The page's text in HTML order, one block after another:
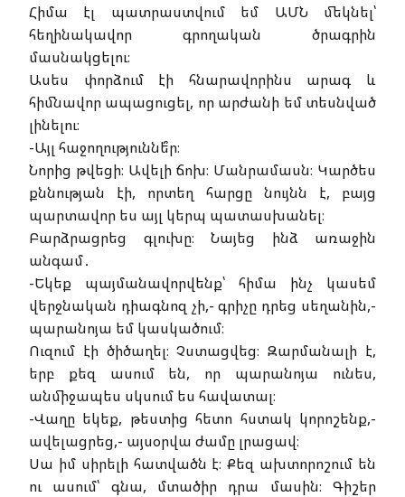
Հիմա էլ պատրաստվում եմ ԱՄՆ մեկնել՝
հեղինակավոր գրողական ծրագրին
մասնակցելու։
Ասես փորձում էի հնարավորինս արագ և
հիմնավոր ապացուցել, որ արժանի եմ տեսնված
լինելու։
-Այլ հաջողություննե՞ր։
Նորից թվեցի։ Ավելի ճոխ։ Մանրամասն։ Կարծես
քննության էի, որտեղ հարցը նույնն է, բայց
պարտավոր ես այլ կերպ պատասխանել։
Բարձրացրեց գլուխը։ Նայեց ինձ առաջին
անգամ․
-Եկեք պայմանավորվենք՝ հիմա ինչ կասեմ
վերջնական դիագնոզ չի,- գրիչը դրեց սեղանին,-
պարանոյա եմ կասկածում։
Ուզում էի ծիծաղել։ Չստացվեց։ Զարմանալի է,
երբ քեզ ասում են, որ պարանոյա ունես,
անմիջապես սկսում ես հավատալ։
-Վաղը եկեք, թեստից հետո հստակ կորոշենք,-
ավելացրեց,- այսօրվա ժամը լրացավ։
Սա իմ սիրելի հատվածն է։ Քեզ ախտորոշում են
ու ասում՝ գնա, մտածիր դրա մասին։ Գիշեր